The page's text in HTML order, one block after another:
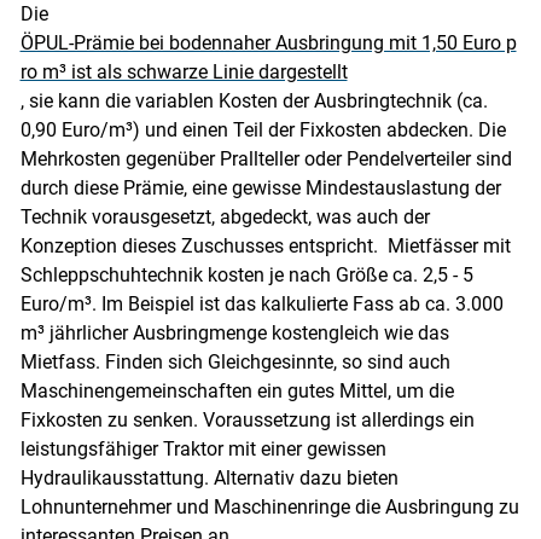
Die
ÖPUL-Prämie bei bodennaher Ausbringung mit 1,50 Euro p
ro m³ ist als schwarze Linie dargestellt
, sie kann die variablen Kosten der Ausbringtechnik (ca.
0,90 Euro/m³) und einen Teil der Fixkosten abdecken. Die
Mehrkosten gegenüber Prallteller oder Pendelverteiler sind
durch diese Prämie, eine gewisse Mindestauslastung der
Technik vorausgesetzt, abgedeckt, was auch der
Konzeption dieses Zuschusses entspricht. Mietfässer mit
Schleppschuhtechnik kosten je nach Größe ca. 2,5 - 5
Euro/m³. Im Beispiel ist das kalkulierte Fass ab ca. 3.000
m³ jährlicher Ausbringmenge kostengleich wie das
Mietfass. Finden sich Gleichgesinnte, so sind auch
Maschinengemeinschaften ein gutes Mittel, um die
Fixkosten zu senken. Voraussetzung ist allerdings ein
leistungsfähiger Traktor mit einer gewissen
Hydraulikausstattung. Alternativ dazu bieten
Lohnunternehmer und Maschinenringe die Ausbringung zu